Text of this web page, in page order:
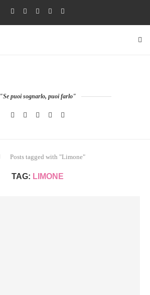
"Se puoi sognarlo, puoi farlo"
Posts tagged with "Limone"
TAG: LIMONE